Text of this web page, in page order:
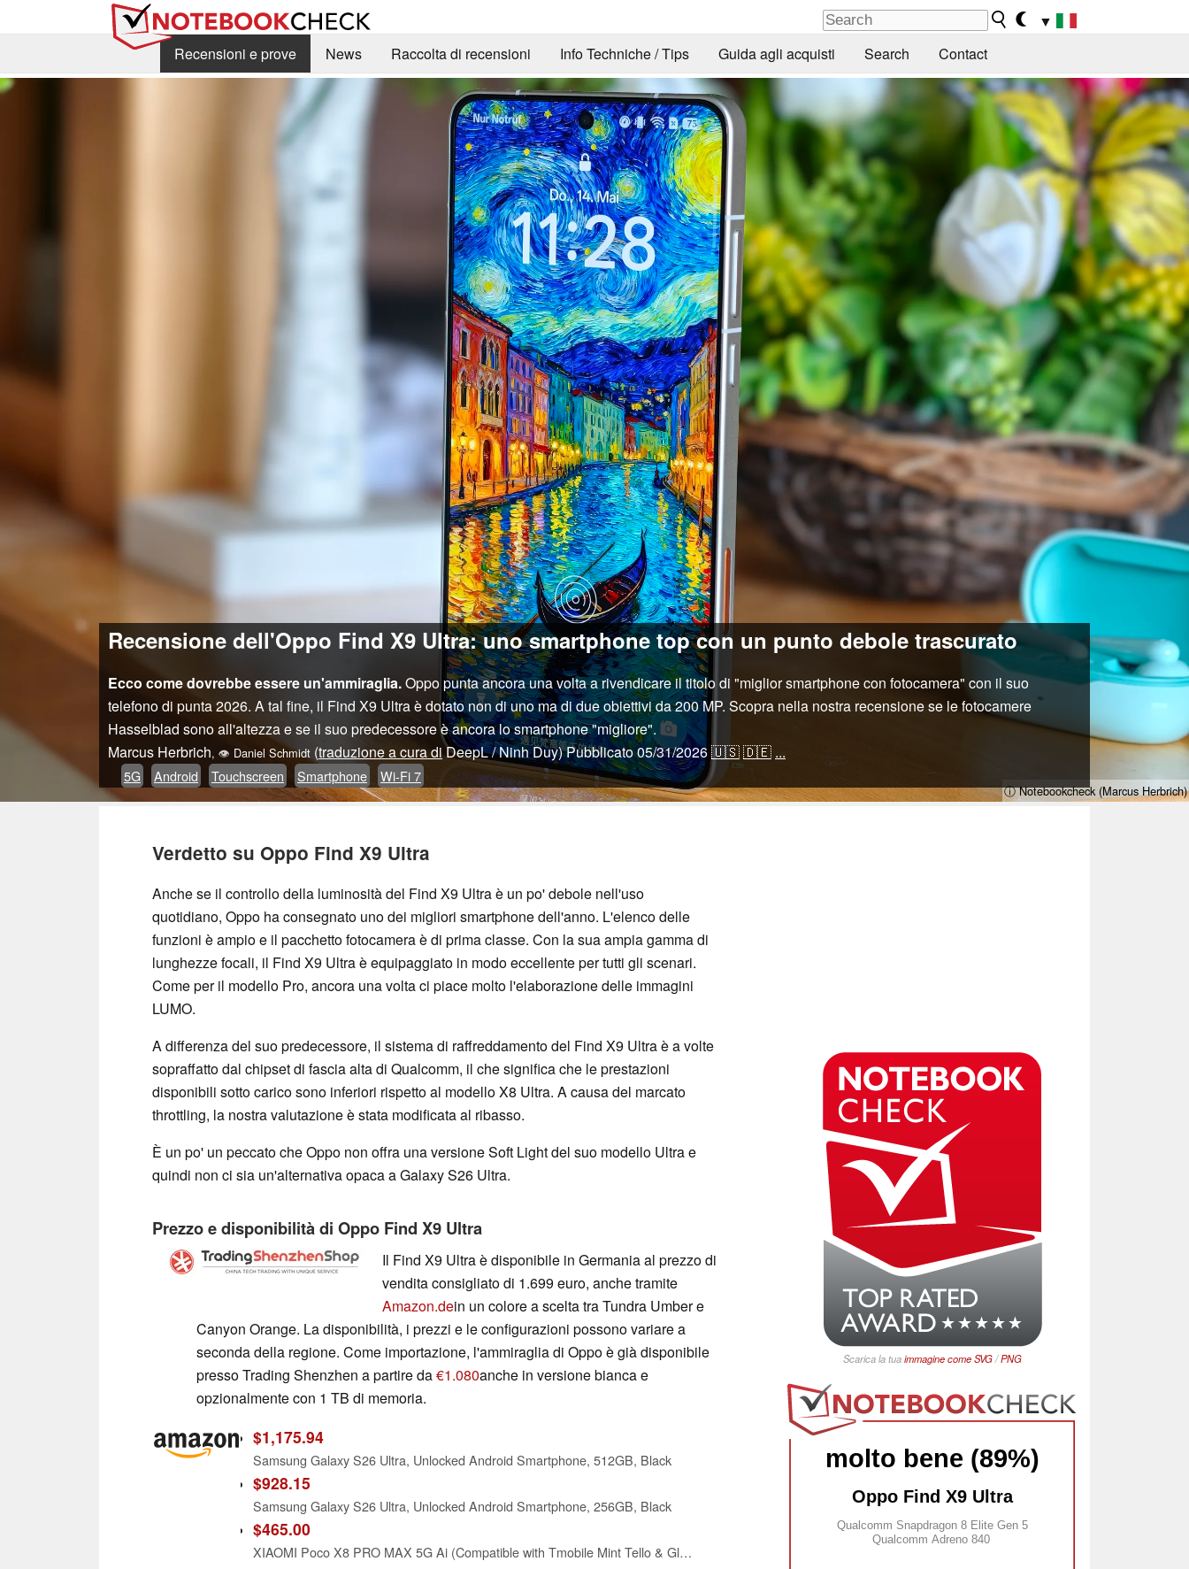
▼
Recensioni e prove
News Raccolta di recensioni Info Techniche / Tips Guida agli acquisti Search Contact
ⓘ Notebookcheck (Marcus Herbrich)
Recensione dell'Oppo Find X9 Ultra: uno smartphone top con un punto debole trascurato
Ecco come dovrebbe essere un'ammiraglia.Oppo punta ancora una volta a rivendicare il titolo di "miglior smartphone con fotocamera" con il suo
telefono di punta 2026. A tal fine, il Find X9 Ultra è dotato non di uno ma di due obiettivi da 200 MP. Scopra nella nostra recensione se le fotocamere
Hasselblad sono all'altezza e se il suo predecessore è ancora lo smartphone "migliore".
Marcus Herbrich, 👁 Daniel Schmidt (traduzione a cura diDeepL / Ninh Duy)Pubblicato05/31/2026🇺🇸🇩🇪 ...
5G Android Touchscreen Smartphone Wi-Fi 7
Verdetto su Oppo Find X9 Ultra
Anche se il controllo della luminosità del Find X9 Ultra è un po' debole nell'uso
quotidiano, Oppo ha consegnato uno dei migliori smartphone dell'anno. L'elenco delle
funzioni è ampio e il pacchetto fotocamera è di prima classe. Con la sua ampia gamma di
lunghezze focali, il Find X9 Ultra è equipaggiato in modo eccellente per tutti gli scenari.
Come per il modello Pro, ancora una volta ci piace molto l'elaborazione delle immagini
LUMO.
Scarica la tuaimmagine comeSVG/PNG
molto bene (89%)
Oppo Find X9 Ultra
Qualcomm Snapdragon 8 Elite Gen 5
Qualcomm Adreno 840
A differenza del suo predecessore, il sistema di raffreddamento del Find X9 Ultra è a volte
sopraffatto dal chipset di fascia alta di Qualcomm, il che significa che le prestazioni
disponibili sotto carico sono inferiori rispetto al modello X8 Ultra. A causa del marcato
throttling, la nostra valutazione è stata modificata al ribasso.
È un po' un peccato che Oppo non offra una versione Soft Light del suo modello Ultra e
quindi non ci sia un'alternativa opaca a Galaxy S26 Ultra.
Prezzo e disponibilità di Oppo Find X9 Ultra
Il Find X9 Ultra è disponibile in Germania al prezzo di
vendita consigliato di 1.699 euro, anche tramite
Amazon.dein un colore a scelta tra Tundra Umber e
Canyon Orange. La disponibilità, i prezzi e le configurazioni possono variare a
seconda della regione. Come importazione, l'ammiraglia di Oppo è già disponibile
presso Trading Shenzhen a partire da€1.080anche in versione bianca e
opzionalmente con 1 TB di memoria.
$1,175.94
Samsung Galaxy S26 Ultra, Unlocked Android Smartphone, 512GB, Black
$928.15
Samsung Galaxy S26 Ultra, Unlocked Android Smartphone, 256GB, Black
$465.00
XIAOMI Poco X8 PRO MAX 5G Ai (Compatible with Tmobile Mint Tello & Global) (256GB + 12GB) 6.83" 50MP Gamers Phone NFC Dual sim Unlocked Model 2602BPC18G Liberado (Black)